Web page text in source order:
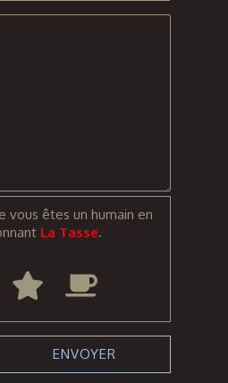
vous êtes un humain en
La Tasse.